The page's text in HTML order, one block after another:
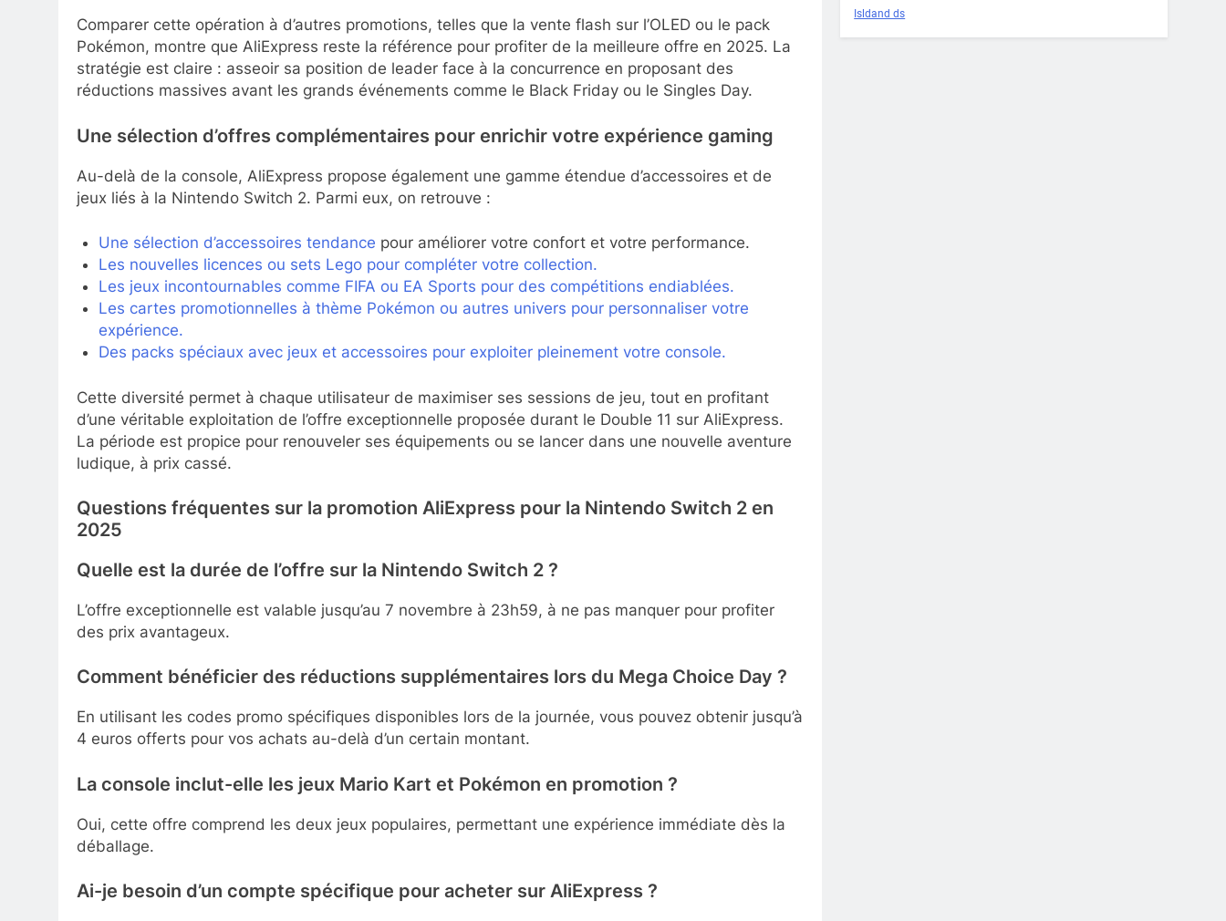
Comparer cette opération à d’autres promotions, telles que la vente flash sur l’OLED ou le pack
Pokémon, montre que AliExpress reste la référence pour profiter de la meilleure offre en 2025. La
stratégie est claire : asseoir sa position de leader face à la concurrence en proposant des
réductions massives avant les grands événements comme le Black Friday ou le Singles Day.
Une sélection d’offres complémentaires pour enrichir votre expérience gaming
Au-delà de la console, AliExpress propose également une gamme étendue d’accessoires et de
jeux liés à la Nintendo Switch 2. Parmi eux, on retrouve :
Une sélection d’accessoires tendance pour améliorer votre confort et votre performance.
Les nouvelles licences ou sets Lego pour compléter votre collection.
Les jeux incontournables comme FIFA ou EA Sports pour des compétitions endiablées.
Les cartes promotionnelles à thème Pokémon ou autres univers pour personnaliser votre
expérience.
Des packs spéciaux avec jeux et accessoires pour exploiter pleinement votre console.
Cette diversité permet à chaque utilisateur de maximiser ses sessions de jeu, tout en profitant
d’une véritable exploitation de l’offre exceptionnelle proposée durant le Double 11 sur AliExpress.
La période est propice pour renouveler ses équipements ou se lancer dans une nouvelle aventure
ludique, à prix cassé.
Questions fréquentes sur la promotion AliExpress pour la Nintendo Switch 2 en
2025
Quelle est la durée de l’offre sur la Nintendo Switch 2 ?
L’offre exceptionnelle est valable jusqu’au 7 novembre à 23h59, à ne pas manquer pour profiter
des prix avantageux.
Comment bénéficier des réductions supplémentaires lors du Mega Choice Day ?
En utilisant les codes promo spécifiques disponibles lors de la journée, vous pouvez obtenir jusqu’à
4 euros offerts pour vos achats au-delà d’un certain montant.
La console inclut-elle les jeux Mario Kart et Pokémon en promotion ?
Oui, cette offre comprend les deux jeux populaires, permettant une expérience immédiate dès la
déballage.
Ai-je besoin d’un compte spécifique pour acheter sur AliExpress ?
Isldand ds